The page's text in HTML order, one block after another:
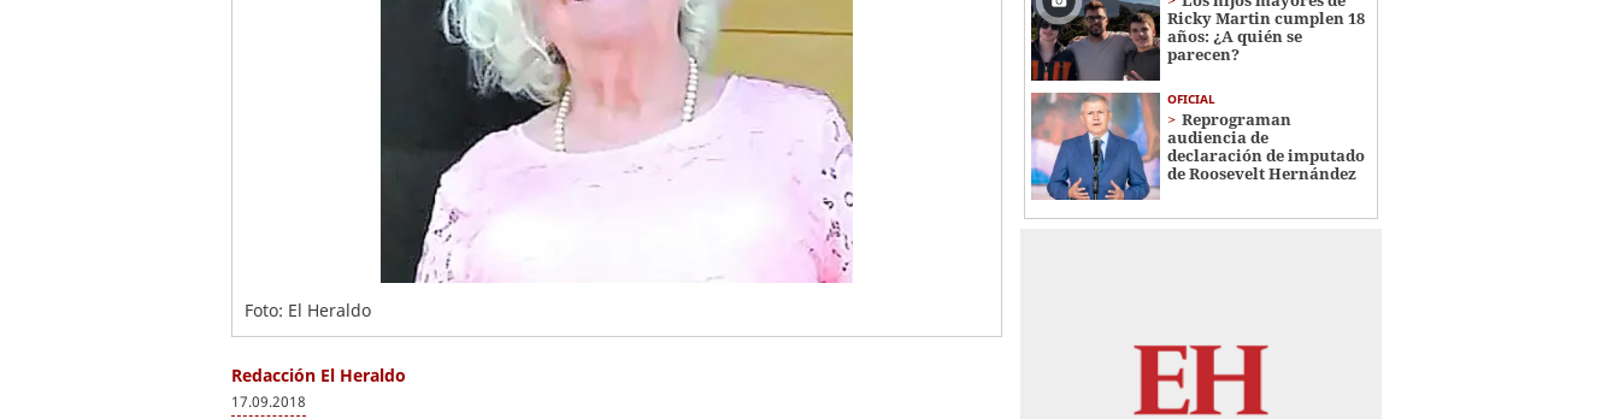
Foto: El Heraldo
Redacción El Heraldo
17.09.2018
Ricky Martin cumplen 18
años: ¿A quién se
parecen?
OFICIAL
Reprograman
audiencia de
declaración de imputado
de Roosevelt Hernández